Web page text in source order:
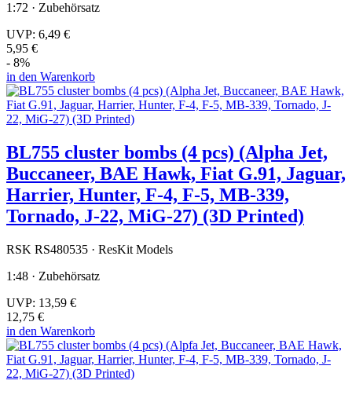
1:72 · Zubehörsatz
UVP: 6,49 €
5,95 €
- 8%
in den Warenkorb
BL755 cluster bombs (4 pcs) (Alpha Jet,
Buccaneer, BAE Hawk, Fiat G.91, Jaguar,
Harrier, Hunter, F-4, F-5, MB-339,
Tornado, J-22, MiG-27) (3D Printed)
RSK RS480535 · ResKit Models
1:48 · Zubehörsatz
UVP: 13,59 €
12,75 €
in den Warenkorb